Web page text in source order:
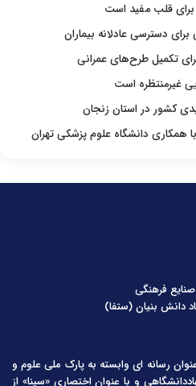
برای قلب مفید است
دسترسی عادلانه بیماران
تکمیل طرح‌های عمرانی
غیرمنتظره است
کشور در استان زنجان
همکاری دانشگاه علوم پزشکی تهران
فرهنگی
دانش بنیان (ستفا)
رسانه ای وابسته به پارک ملی علوم و
و با عنوان اختصاری «سینا» از